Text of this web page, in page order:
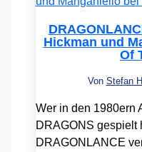
Hickman und
Of
Von Stefan
Wer in den 1980ern
DRAGONS gespielt
DRAGONLANCE